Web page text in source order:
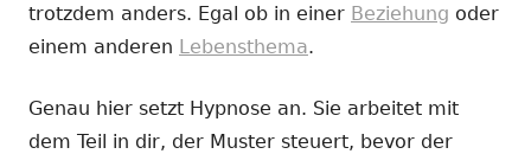
trotzdem anders. Egal ob in einer Beziehung oder
einem anderen Lebensthema.
Genau hier setzt Hypnose an. Sie arbeitet mit
dem Teil in dir, der Muster steuert, bevor der